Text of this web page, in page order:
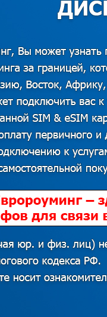
ценам на
уже о наших
можно в
ее дома,
прямо- таки